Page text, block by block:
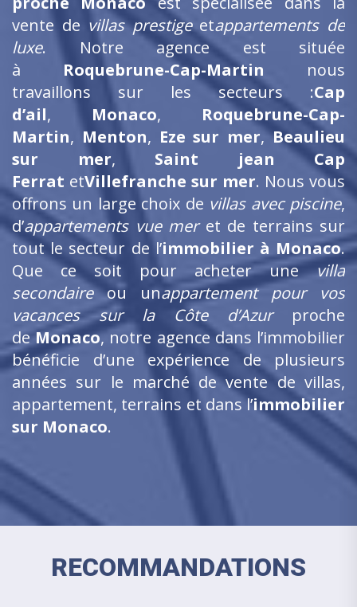
vente de villas prestigeetappartements de
luxe. Notre agence est située
à Roquebrune-Cap-Martin nous
travaillons sur les secteurs :Cap
d’ail, Monaco, Roquebrune-Cap-
Martin, Menton, Eze sur mer,Beaulieu
sur mer, Saint jean Cap
Ferrat etVillefranche sur mer. Nous vous
offrons un large choix de villas avec piscine,
d’appartements vue meret de terrains sur
tout le secteur de l’immobilier à Monaco.
Que ce soit pour acheter unevilla
secondaireou unappartement pour vos
vacances sur la Côte d’Azurproche
de Monaco, notre agence dans l’immobilier
bénéficie d’une expérience de plusieurs
années sur le marché de vente de villas,
appartement, terrains et dans l’immobilier
sur Monaco.
RECOMMANDATIONS